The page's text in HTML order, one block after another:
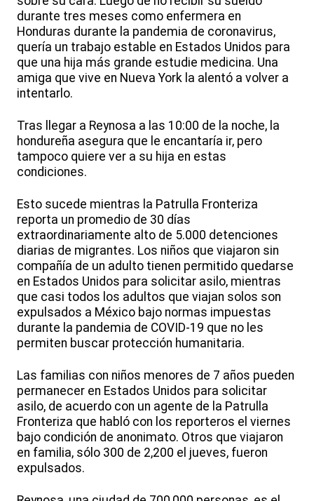
durante tres meses como enfermera en
Honduras durante la pandemia de coronavirus,
quería un trabajo estable en Estados Unidos para
que una hija más grande estudie medicina. Una
amiga que vive en Nueva York la alentó a volver a
intentarlo.
Tras llegar a Reynosa a las 10:00 de la noche, la
hondureña asegura que le encantaría ir, pero
tampoco quiere ver a su hija en estas
condiciones.
Esto sucede mientras la Patrulla Fronteriza
reporta un promedio de 30 días
extraordinariamente alto de 5.000 detenciones
diarias de migrantes. Los niños que viajaron sin
compañía de un adulto tienen permitido quedarse
en Estados Unidos para solicitar asilo, mientras
que casi todos los adultos que viajan solos son
expulsados a México bajo normas impuestas
durante la pandemia de COVID-19 que no les
permiten buscar protección humanitaria.
Las familias con niños menores de 7 años pueden
permanecer en Estados Unidos para solicitar
asilo, de acuerdo con un agente de la Patrulla
Fronteriza que habló con los reporteros el viernes
bajo condición de anonimato. Otros que viajaron
en familia, sólo 300 de 2,200 el jueves, fueron
expulsados.